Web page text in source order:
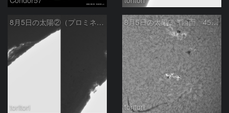
8月5日の太陽②（プロミネンス北東縁 ）
toritori
8月5日の太陽➂（西面 4502 C1.7フレア ）
toritori